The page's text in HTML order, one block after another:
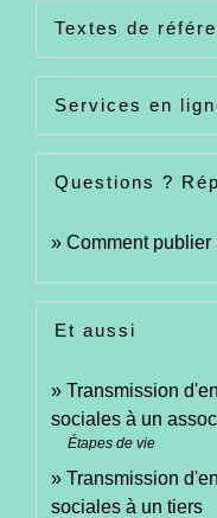
Textes de
Services en
Questions ?
Comment
Et aussi
Transmission
sociales à un
Étapes de vie
Transmission
sociales à un tiers